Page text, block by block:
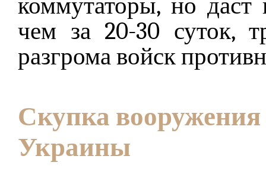
чем за 20-30 суток,
разгрома войск
Скупка вооружения
Украины